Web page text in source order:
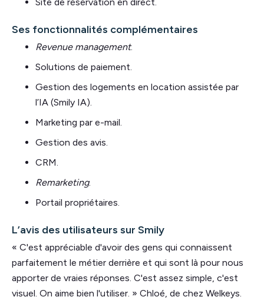
Site de réservation en direct.
Ses fonctionnalités complémentaires
Revenue management.
Solutions de paiement.
Gestion des logements en location assistée par
l’IA (Smily IA).
Marketing par e-mail.
Gestion des avis.
CRM.
Remarketing.
Portail propriétaires.
L’avis des utilisateurs sur Smily
« C'est appréciable d'avoir des gens qui connaissent
parfaitement le métier derrière et qui sont là pour nous
apporter de vraies réponses. C'est assez simple, c'est
visuel. On aime bien l'utiliser. » Chloé, de chez Welkeys.